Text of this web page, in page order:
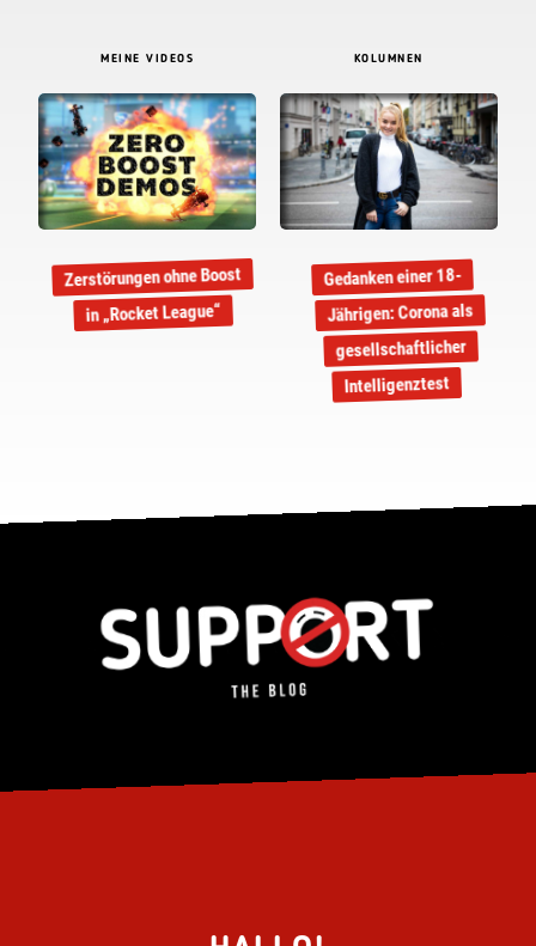
MEINE VIDEOS
Zerstörungen ohne Boost
in „Rocket League“
KOLUMNEN
Gedanken einer 18-
Jährigen: Corona als
gesellschaftlicher
Intelligenztest